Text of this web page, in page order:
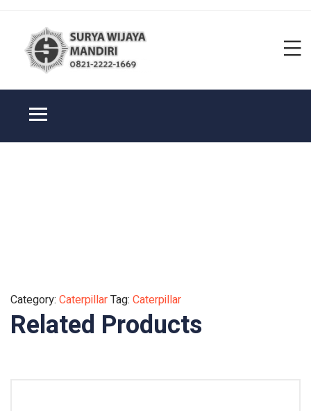
Category: CaterpillarTag: Caterpillar
Related Products